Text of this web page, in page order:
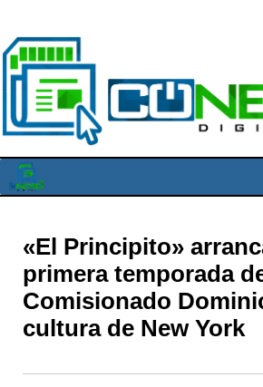
«El Principito»
primera temporada
Comisionado
cultura de New York